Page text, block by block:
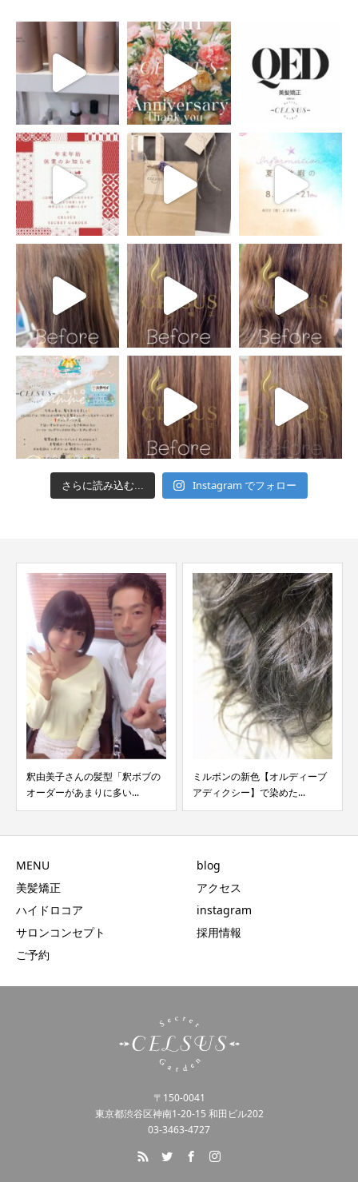
さらに読み込む... Instagram でフォロー
釈由美子さんの髪型「釈ボブの
オーダーがあまりに多い...
ミルボンの新色【オルディーブ
アディクシー】で染めた...
MENU
美髪矯正
ハイドロコア
サロンコンセプト
ご予約
blog
アクセス
instagram
採用情報
〒150-0041
東京都渋谷区神南1-20-15 和田ビル202
03-3463-4727